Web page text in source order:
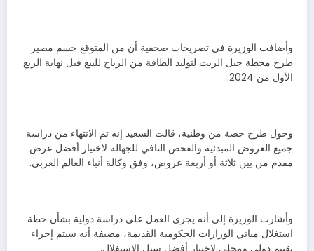
وأضافت الوزيرة في تصريحات صحفية أن من المتوقع حسم مصير
طرح محطة جبل الزيت لتوليد الطاقة من الرياح للبيع قبل نهاية الربع
الأول من 2024.
وحول طرح حصة من وطنية، قالت السعيد إنه تم الانتهاء من دراسة
جميع العروض المبدئية والفحص النافي للجهالة لاختيار أفضل عرض
مقدم من بين ثلاثة أو أربعة عروض، وفق وكالة أنباء العالم العربي.
وأشارت الوزيرة إلى أنه يجري العمل على دراسة دولية بشأن خطة
استغلال مباني الوزارات الحكومية القديمة، مضيفة أنه سيتم إجراء